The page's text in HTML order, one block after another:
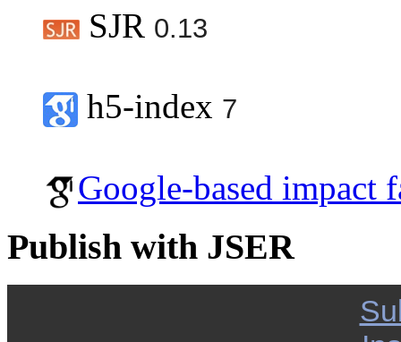
SJR 0.13
h5-index 7
Google-based impact
Publish with JSER